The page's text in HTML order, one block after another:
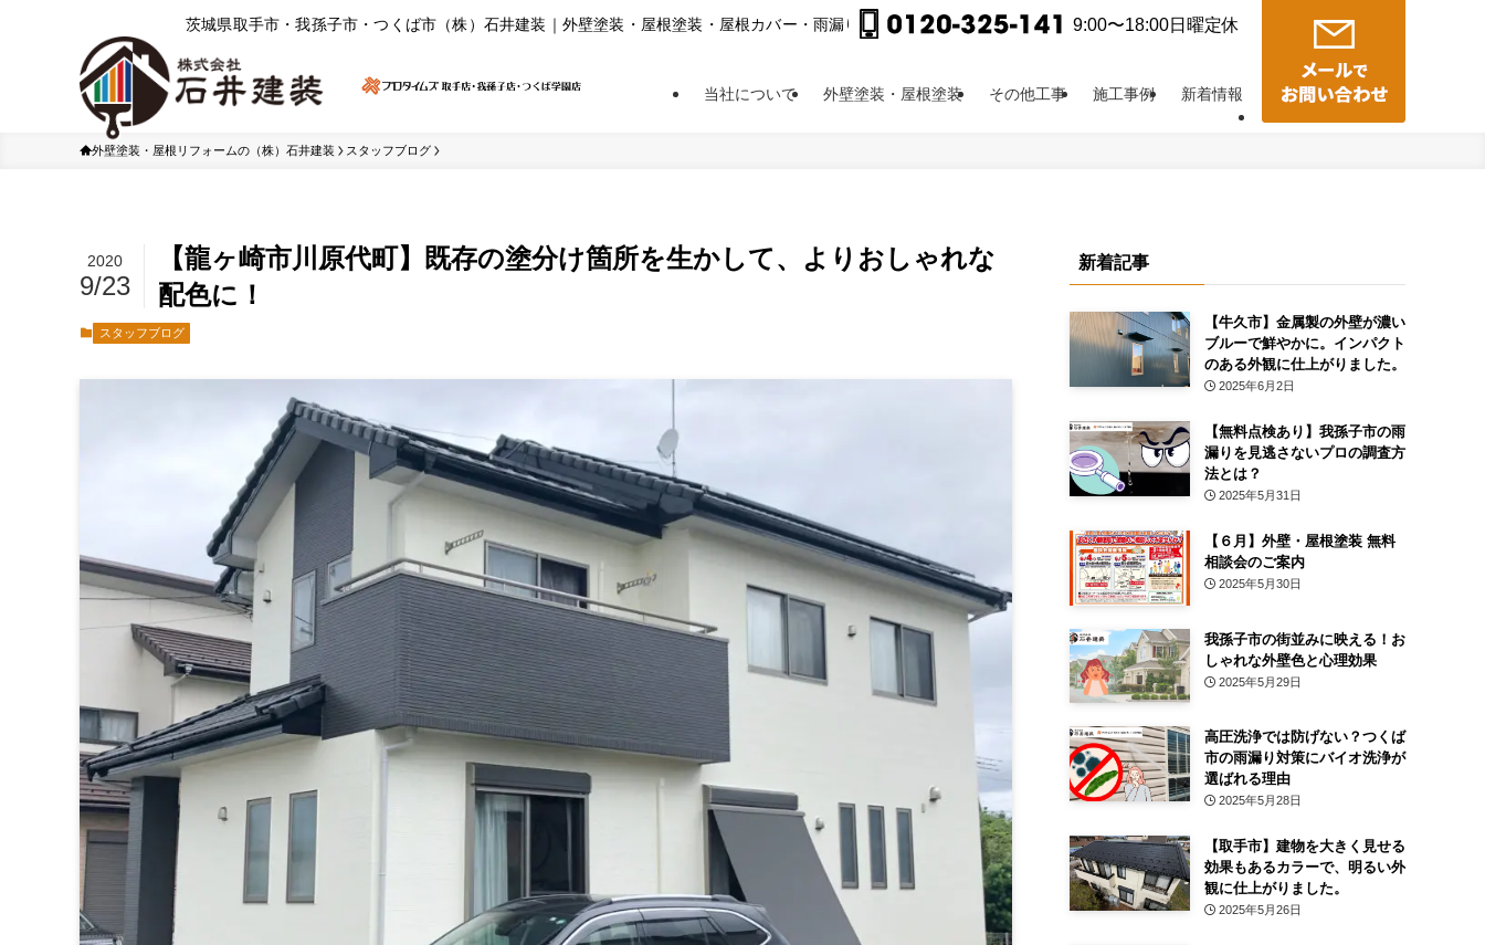
茨城県取⼿市・我孫⼦市・つくば市（株）⽯井建装｜外壁塗装・屋根塗装・屋根カバー・⾬漏り修理他 9:00〜18:00日曜定休
当社について 外壁塗装・屋根塗装 その他工事 施工事例 新着情報
外壁塗装・屋根リフォームの（株）石井建装 スタッフブログ
【龍ヶ崎市川原代町】既存の塗分け箇所を生かして、よりおしゃれな
配色に！
2020
9/23
スタッフブログ
新着記事
【牛久市】金属製の外壁が濃い
ブルーで鮮やかに。インパクト
のある外観に仕上がりました。
2025年6月2日
【無料点検あり】我孫子市の雨
漏りを見逃さないプロの調査方
法とは？
2025年5月31日
【６月】外壁・屋根塗装 無料
相談会のご案内
2025年5月30日
我孫子市の街並みに映える！お
しゃれな外壁色と心理効果
2025年5月29日
高圧洗浄では防げない？つくば
市の雨漏り対策にバイオ洗浄が
選ばれる理由
2025年5月28日
【取手市】建物を大きく見せる
効果もあるカラーで、明るい外
観に仕上がりました。
2025年5月26日